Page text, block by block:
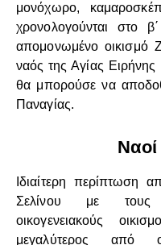
μονόχωρο,
χρονολογούνται στο
απομονωμένο οικισμό
ναός της Αγίας
θα μπορούσε να
Παναγίας.
Ιδιαίτερη περίπτωση
Σελίνου με τους
οικογενειακούς
μεγαλύτερος από